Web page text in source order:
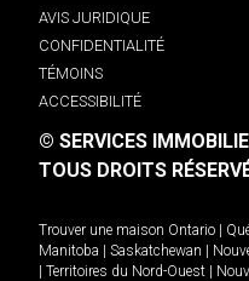
AVIS JURIDIQUE
CONFIDENTIALITÉ
TÉMOINS
ACCESSIBILITÉ
© SERVICES
TOUS DROITS
Trouver une maison Ontario |
Manitoba | Saskatchewan |
| Territoires du Nord-Ouest |